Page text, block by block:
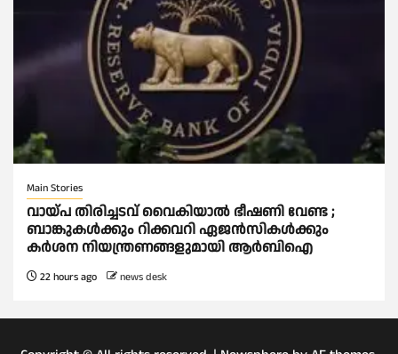
Main Stories
വായ്പ തിരിച്ചടവ് വൈകിയാല്‍ ഭീഷണി വേണ്ട ;
ബാങ്കുകള്‍ക്കും റിക്കവറി ഏജൻസികള്‍ക്കും
കര്‍ശന നിയന്ത്രണങ്ങളുമായി ആര്‍ബിഐ
22 hours ago news desk